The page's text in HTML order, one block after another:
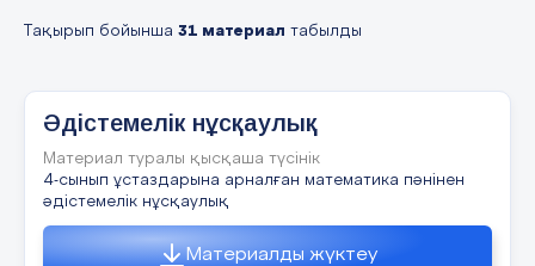
Тақырып бойынша 31 материал табылды
Әдістемелік нұсқаулық
Материал туралы қысқаша түсінік
4-сынып ұстаздарына арналған математика пәнінен
әдістемелік нұсқаулық
Материалды жүктеу